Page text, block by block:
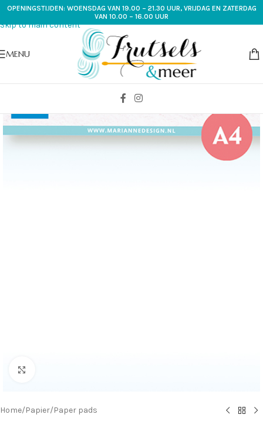
Skip to navigation
Skip to main content
OPENINGSTIJDEN: WOENSDAG VAN 19.00 – 21.30 UUR, VRIJDAG EN ZATERDAG
VAN 10.00 – 16.00 UUR
MENU
Home/Papier/Paper pads